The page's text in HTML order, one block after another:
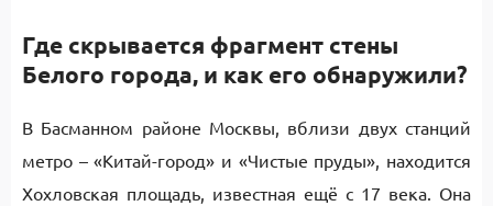
Где скрывается фрагмент стены
Белого города, и как его обнаружили?
В Басманном районе Москвы, вблизи двух станций
метро – «Китай-город» и «Чистые пруды», находится
Хохловская площадь, известная ещё с 17 века. Она